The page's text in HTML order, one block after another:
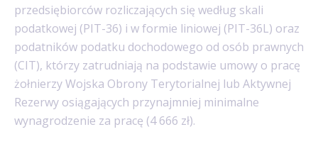
przedsiębiorców rozliczających się według skali
podatkowej (PIT-36) i w formie liniowej (PIT-36L) oraz
podatników podatku dochodowego od osób prawnych
(CIT), którzy zatrudniają na podstawie umowy o pracę
żołnierzy Wojska Obrony Terytorialnej lub Aktywnej
Rezerwy osiągających przynajmniej minimalne
wynagrodzenie za pracę (4 666 zł).